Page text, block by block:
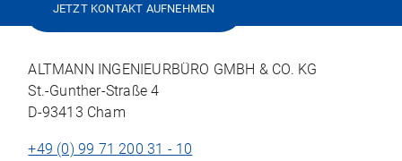
JETZT KONTAKT AUFNEHMEN
ALTMANN INGENIEURBÜRO GMBH & CO. KG
St.-Gunther-Straße 4
D-93413 Cham
+49 (0) 99 71 200 31 - 10